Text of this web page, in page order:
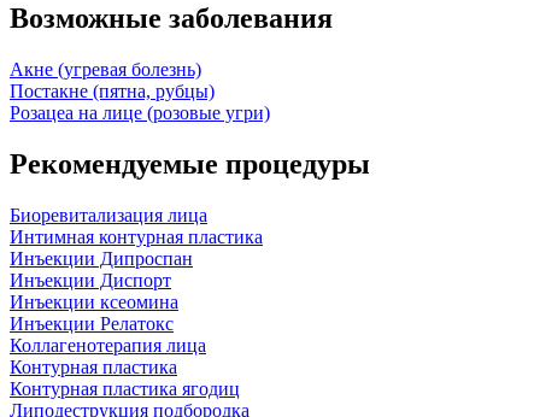
Возможные заболевания
Акне (угревая болезнь)
Постакне (пятна, рубцы)
Розацеа на лице (розовые угри)
Рекомендуемые процедуры
Биоревитализация лица
Интимная контурная пластика
Инъекции Дипроспан
Инъекции Диспорт
Инъекции ксеомина
Инъекции Релатокс
Коллагенотерапия лица
Контурная пластика
Контурная пластика ягодиц
Липодеструкция подбородка